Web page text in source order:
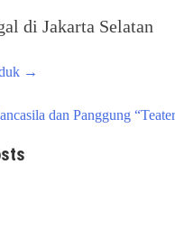
di Jakarta Selatan
→
dan Panggung